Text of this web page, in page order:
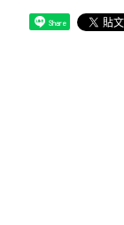
Share